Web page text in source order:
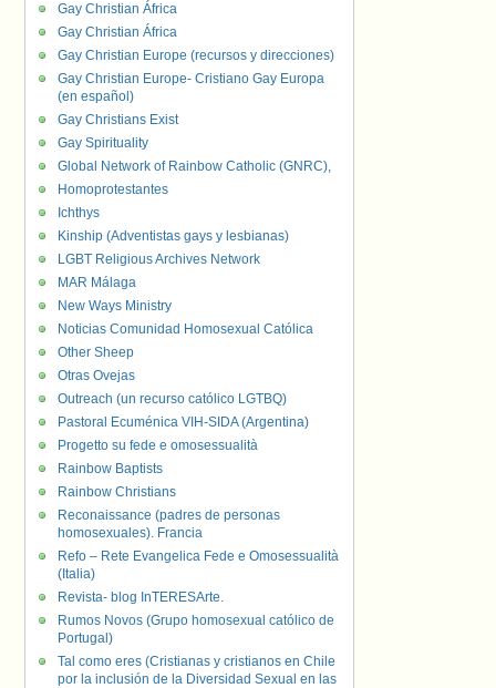
Gay Christian África
Gay Christian África
Gay Christian Europe (recursos y direcciones)
Gay Christian Europe- Cristiano Gay Europa
(en español)
Gay Christians Exist
Gay Spirituality
Global Network of Rainbow Catholic (GNRC),
Homoprotestantes
Ichthys
Kinship (Adventistas gays y lesbianas)
LGBT Religious Archives Network
MAR Málaga
New Ways Ministry
Noticias Comunidad Homosexual Católica
Other Sheep
Otras Ovejas
Outreach (un recurso católico LGTBQ)
Pastoral Ecuménica VIH-SIDA (Argentina)
Progetto su fede e omosessualità
Rainbow Baptists
Rainbow Christians
Reconaissance (padres de personas
homosexuales). Francia
Refo – Rete Evangelica Fede e Omosessualità
(Italia)
Revista- blog InTERESArte.
Rumos Novos (Grupo homosexual católico de
Portugal)
Tal como eres (Cristianas y cristianos en Chile
por la inclusión de la Diversidad Sexual en las